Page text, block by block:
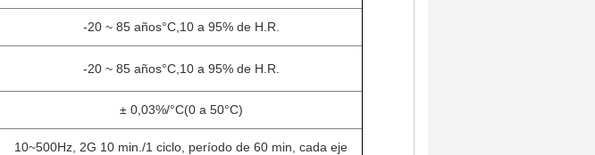
-20 ~ 85 años°C, 10 a 95% de H.R.
-20 ~ 85 años°C, 10 a 95% de H.R.
± 0,03%/°C(0 a 50°C)
10~500Hz, 2G 10 min./1 ciclo, período de 60 min, cada eje